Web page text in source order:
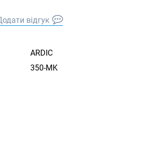
відгук
ARDIC
350-MK